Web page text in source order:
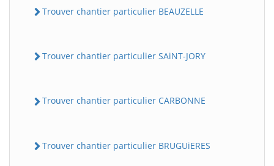
Trouver chantier particulier BEAUZELLE
Trouver chantier particulier SAiNT-JORY
Trouver chantier particulier CARBONNE
Trouver chantier particulier BRUGUiERES